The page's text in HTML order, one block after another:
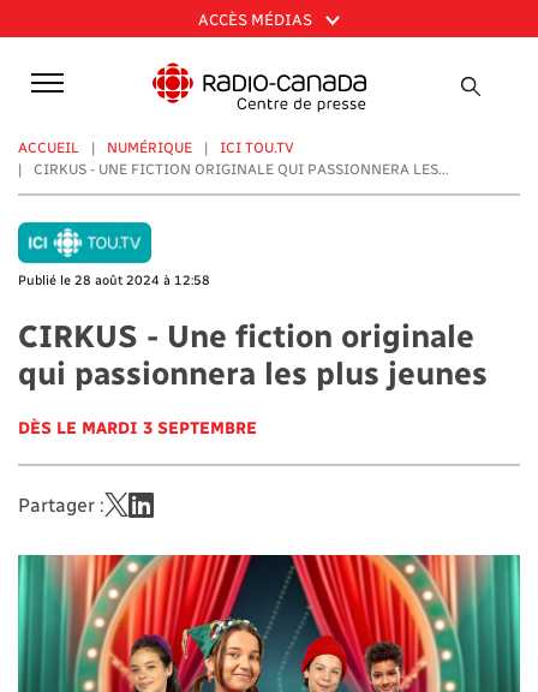
au
contenu
principal
ACCÈS MÉDIAS
ACCUEIL NUMÉRIQUE
ICI TOU.TV
CIRKUS - UNE FICTION ORIGINALE QUI PASSIONNERA LES...
Publié le 28 août 2024 à 12:58
CIRKUS - Une fiction originale
qui passionnera les plus jeunes
DÈS LE MARDI 3 SEPTEMBRE
Partager :